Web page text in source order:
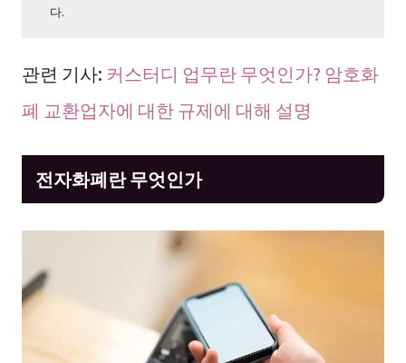
다.
관련 기사: 커스터디 업무란 무엇인가? 암호화
폐 교환업자에 대한 규제에 대해 설명
전자화폐란 무엇인가